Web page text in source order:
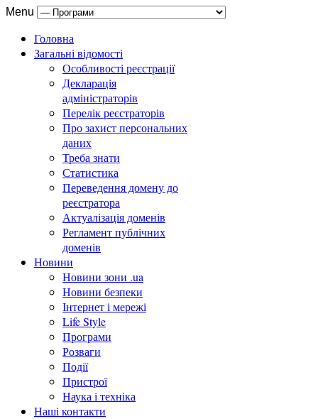
Menu
Головна
Загальні відомості
Особливості реєстрації
Декларація
адміністраторів
Перелік реєстраторів
Про захист персональних
даних
Треба знати
Статистика
Переведення домену до
реєстратора
Актуалізація доменів
Регламент публічних
доменів
Новини
Новини зони .ua
Новини безпеки
Інтернет і мережі
Life Style
Програми
Розваги
Події
Пристрої
Наука і техніка
Наші контакти